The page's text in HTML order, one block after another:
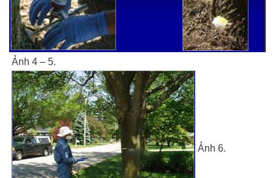
Ảnh 4 – 5.
Ảnh 6.